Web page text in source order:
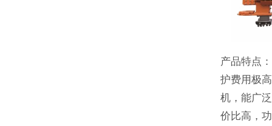
产品特点
护费用极
机，能广
价比高，